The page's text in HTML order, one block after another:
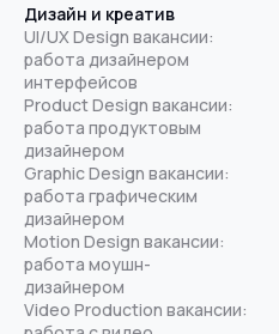
Дизайн и креатив
UI/UX Design вакансии:
работа дизайнером
интерфейсов
Product Design вакансии:
работа продуктовым
дизайнером
Graphic Design вакансии:
работа графическим
дизайнером
Motion Design вакансии:
работа моушн-
дизайнером
Video Production вакансии: